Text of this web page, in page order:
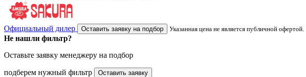
Официальный дилер Оставить заявку на подбор Указанная цена не является публичной офертой.
Не нашли фильтр?
Оставьте заявку менеджеру на подбор
подберем нужный фильтр Оставить заявку